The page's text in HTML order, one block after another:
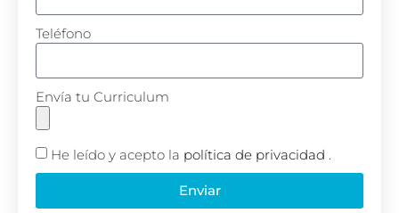
Teléfono
Envía tu Curriculum
He leído y acepto la política de privacidad .
Enviar